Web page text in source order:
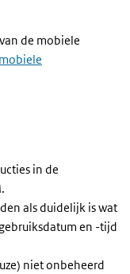
de mobiele
in de
als duidelijk is wat
en -tijd
niet onbeheerd